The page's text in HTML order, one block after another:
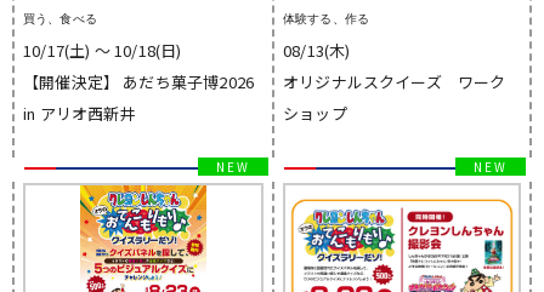
買う、食べる
10/17(土) 〜 10/18(日)
【開催決定】 あだち菓子博2026
in アリオ西新井
体験する、作る
08/13(木)
オリジナルスクイーズ ワーク
ショップ